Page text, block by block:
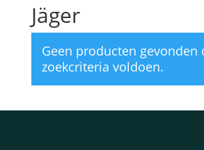
Jäger
Geen producten gevonden
zoekcriteria voldoen.